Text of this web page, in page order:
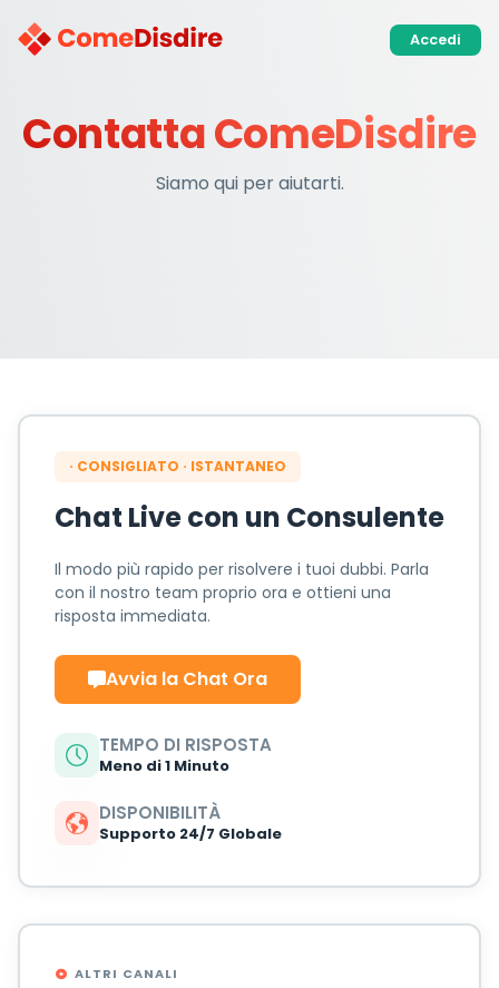
Accedi
Contatta ComeDisdire
Siamo qui per aiutarti.
· CONSIGLIATO · ISTANTANEO
Chat Live con un Consulente
Il modo più rapido per risolvere i tuoi dubbi. Parla
con il nostro team proprio ora e ottieni una
risposta immediata.
Avvia la Chat Ora
TEMPO DI RISPOSTA
Meno di 1 Minuto
DISPONIBILITÀ
Supporto 24/7 Globale
ALTRI CANALI